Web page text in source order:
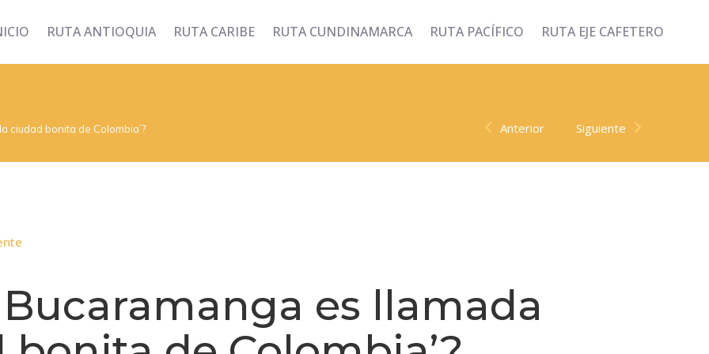
RUTA ANTIOQUIA RUTA CARIBE RUTA CUNDINAMARCA RUTA PACÍFICO RUTA EJE CAFETERO
ciudad bonita de Colombia’? Anterior Siguiente
es llamada